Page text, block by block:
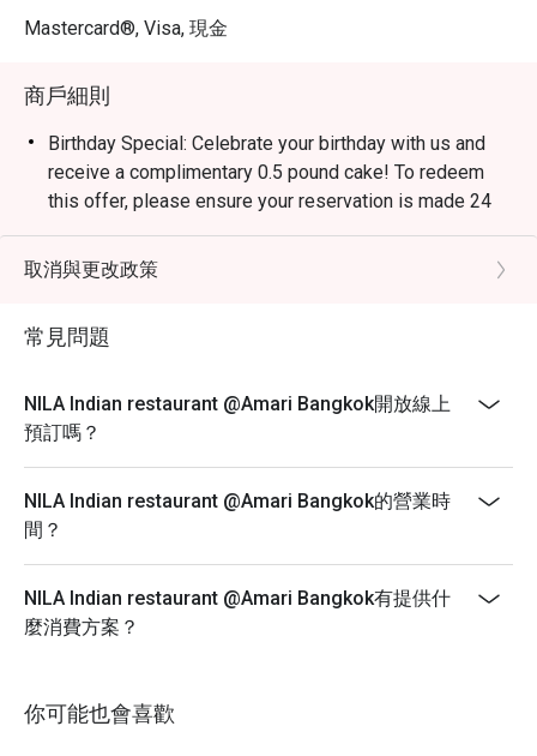
Mastercard®, Visa, 現金
商戶細則
Birthday Special: Celebrate your birthday with us and
receive a complimentary 0.5 pound cake! To redeem
this offer, please ensure your reservation is made 24
hours in advance and include a note stating "Birthday
Celebration" in your booking details.
matches the month of your visit.
Note: Offer is valid only during your birthday month.
取消與更改政策
常見問題
NILA Indian restaurant @Amari Bangkok開放線上
預訂嗎？
NILA Indian restaurant @Amari Bangkok的營業時
間？
NILA Indian restaurant @Amari Bangkok有提供什
麼消費方案？
你可能也會喜歡